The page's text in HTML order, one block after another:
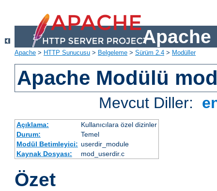
Apache
Apache > HTTP Sunucusu > Belgeleme > Sürüm 2.4 > Modüller
Apache Modülü
Mevcut Diller:
Açıklama:
Kullanıcılara özel dizinler
Durum:
Temel
Modül Betimleyici: userdir_module
Kaynak Dosyası:
mod_userdir.c
Özet